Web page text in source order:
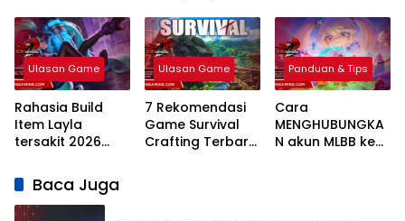
2026
Hadiah Gratis
Panduan
Lengkap dan
Legal
Ulasan Game
Rahasia Build
Item Layla
tersakit 2026
mati Bikin Musuh
Kena Mental
Ulasan Game
7 Rekomendasi
Game Survival
Crafting Terbaru
Panduan & Tips
Cara
MENGHUBUNGKA
N akun MLBB ke
Baca Juga